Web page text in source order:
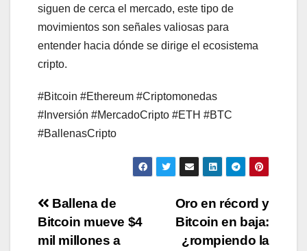
siguen de cerca el mercado, este tipo de
movimientos son señales valiosas para
entender hacia dónde se dirige el ecosistema
cripto.
#Bitcoin #Ethereum #Criptomonedas
#Inversión #MercadoCripto #ETH #BTC
#BallenasCripto
Post
navigation
Oro en récord y
Bitcoin en baja:
¿rompiendo la
Ballena de
Bitcoin mueve $4
mil millones a